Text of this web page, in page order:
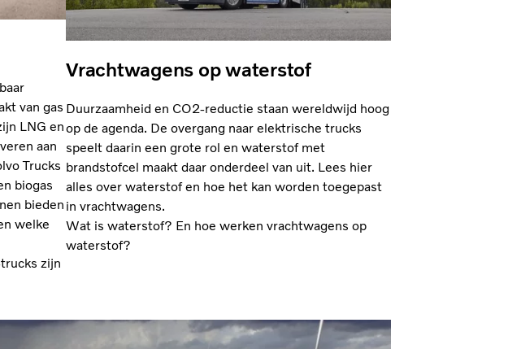
van gas
LNG en
aan
Trucks
biogas
bieden
welke
zijn
Vrachtwagens op waterstof
Duurzaamheid en CO2-reductie staan wereldwijd hoog
op de agenda. De overgang naar elektrische trucks
speelt daarin een grote rol en waterstof met
brandstofcel maakt daar onderdeel van uit. Lees hier
alles over waterstof en hoe het kan worden toegepast
in vrachtwagens.
Wat is waterstof? En hoe werken vrachtwagens op
waterstof?